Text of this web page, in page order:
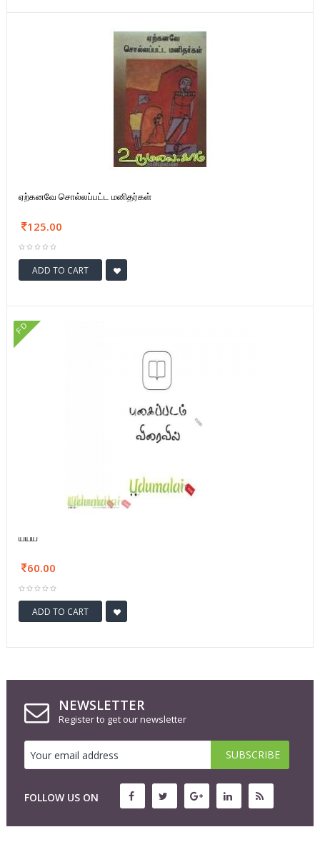
ஏற்கனவே சொல்லப்பட்ட மனிதர்கள்
125.00
ADD TO CART
FD
யயய
60.00
ADD TO CART
NEWSLETTER
Register to get our newsletter
FOLLOW US ON